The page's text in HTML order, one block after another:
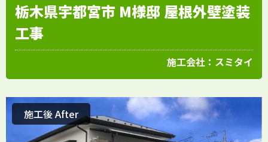
栃木県宇都宮市 M様邸 屋根外壁塗装
工事
施工会社： スミタイ
施工後 After